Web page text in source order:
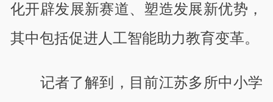
化开辟发展新赛道、塑造发展新优势，
其中包括促进人工智能助力教育变革。
记者了解到，目前江苏多所中小学